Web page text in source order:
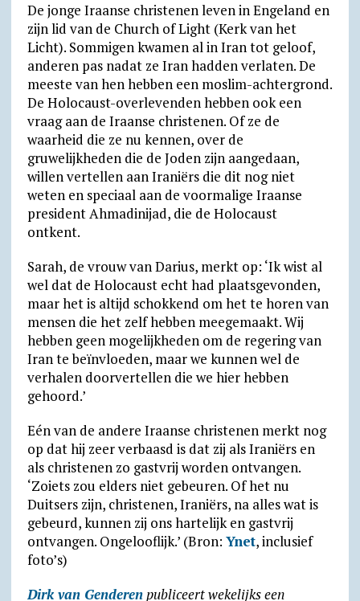
De jonge Iraanse christenen leven in Engeland en
zijn lid van de Church of Light (Kerk van het
Licht). Sommigen kwamen al in Iran tot geloof,
anderen pas nadat ze Iran hadden verlaten. De
meeste van hen hebben een moslim-achtergrond.
De Holocaust-overlevenden hebben ook een
vraag aan de Iraanse christenen. Of ze de
waarheid die ze nu kennen, over de
gruwelijkheden die de Joden zijn aangedaan,
willen vertellen aan Iraniërs die dit nog niet
weten en speciaal aan de voormalige Iraanse
president Ahmadinijad, die de Holocaust
ontkent.
Sarah, de vrouw van Darius, merkt op: ‘Ik wist al
wel dat de Holocaust echt had plaatsgevonden,
maar het is altijd schokkend om het te horen van
mensen die het zelf hebben meegemaakt. Wij
hebben geen mogelijkheden om de regering van
Iran te beïnvloeden, maar we kunnen wel de
verhalen doorvertellen die we hier hebben
gehoord.’
Eén van de andere Iraanse christenen merkt nog
op dat hij zeer verbaasd is dat zij als Iraniërs en
als christenen zo gastvrij worden ontvangen.
‘Zoiets zou elders niet gebeuren. Of het nu
Duitsers zijn, christenen, Iraniërs, na alles wat is
gebeurd, kunnen zij ons hartelijk en gastvrij
ontvangen. Ongelooflijk.’ (Bron: Ynet, inclusief
foto’s)
Dirk van Genderenpubliceert wekelijks een